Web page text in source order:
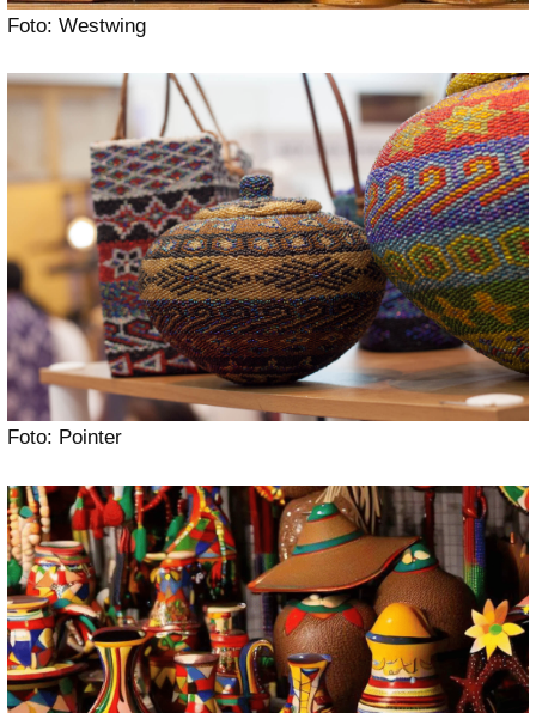
Foto: Westwing
Foto: Pointer